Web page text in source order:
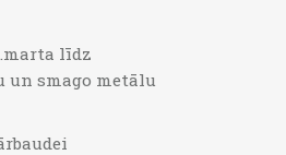
līdz
un smago metālu